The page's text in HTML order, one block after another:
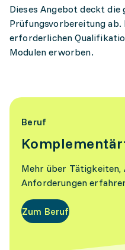
Dieses Angebot deckt die
Prüfungsvorbereitung ab.
erforderlichen
Modulen erworben.
Beruf
Mehr über Tätigkeiten,
Anforderungen
Zum Beruf